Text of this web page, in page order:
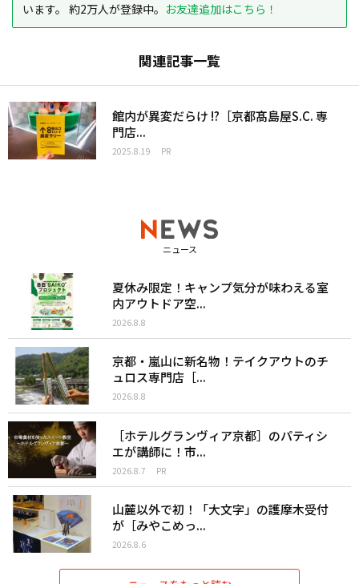
います。 約2万人が登録中。 お友達追加はこちら！
関連記事一覧
館内が異変だらけ !?［京都髙島屋S.C. 専
門店...
2025.8.19 PR
ニュース
夏休み限定！キャンプ気分が味わえる室
内アウトドア空...
2026.8.8
京都・嵐山に新名物！テイクアウトのチ
ュロス専門店［...
2026.8.8
［ホテルグランヴィア京都］のパティシ
エが講師に！市...
2026.8.7 PR
山麓以外で初！「大文字」の護摩木受付
が［みやこめっ...
2026.8.6